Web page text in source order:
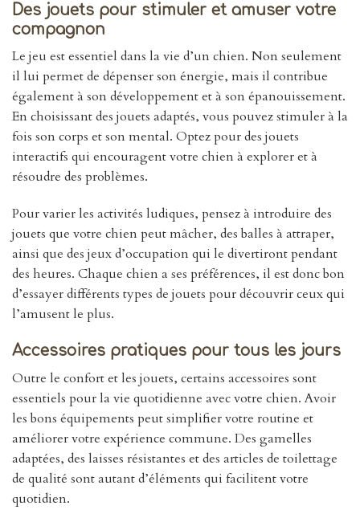
Des jouets pour stimuler et amuser votre
compagnon
Le jeu est essentiel dans la vie d’un chien. Non seulement
il lui permet de dépenser son énergie, mais il contribue
également à son développement et à son épanouissement.
En choisissant des jouets adaptés, vous pouvez stimuler à la
fois son corps et son mental. Optez pour des jouets
interactifs qui encouragent votre chien à explorer et à
résoudre des problèmes.
Pour varier les activités ludiques, pensez à introduire des
jouets que votre chien peut mâcher, des balles à attraper,
ainsi que des jeux d’occupation qui le divertiront pendant
des heures. Chaque chien a ses préférences, il est donc bon
d’essayer différents types de jouets pour découvrir ceux qui
l’amusent le plus.
Accessoires pratiques pour tous les jours
Outre le confort et les jouets, certains accessoires sont
essentiels pour la vie quotidienne avec votre chien. Avoir
les bons équipements peut simplifier votre routine et
améliorer votre expérience commune. Des gamelles
adaptées, des laisses résistantes et des articles de toilettage
de qualité sont autant d’éléments qui facilitent votre
quotidien.